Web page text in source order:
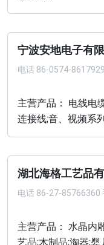
宁波安地电子有
电话 86-0574-
主营产品： 电线电
连接线;音、视频系
湖北海格工艺品
电话 86-27-85766360
主营产品： 水晶内
艺品;木制品;淘器;婴